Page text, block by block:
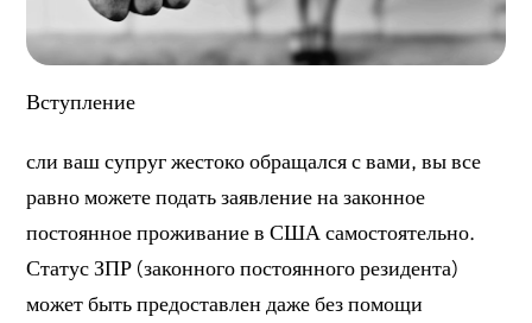
Вступление
сли ваш супруг жестоко обращался с вами, вы все
равно можете подать заявление на законное
постоянное проживание в США самостоятельно.
Статус ЗПР (законного постоянного резидента)
может быть предоставлен даже без помощи